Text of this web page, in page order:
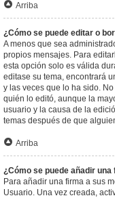
Arriba
¿Cómo se puede editar o
A menos que sea
propios mensajes. Para
esta opción solo es válida
editase su tema, encontrará
y las veces que lo ha sido.
quién lo editó, aunque la
usuario y la causa de la
temas después de que
Arriba
¿Cómo se puede añadir
Para añadir una firma a sus
Usuario. Una vez creada,